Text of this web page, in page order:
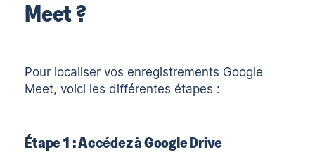
Meet ?
Pour localiser vos enregistrements Google
Meet, voici les différentes étapes :
Étape 1 : Accédez à Google Drive